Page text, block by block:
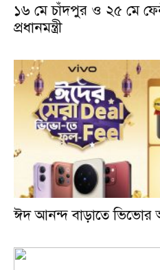
১৬ মে চাঁদপুর ও ২৫ মে
প্রধানমন্ত্রী
ঈদ আনন্দ বাড়াতে ভিভোর